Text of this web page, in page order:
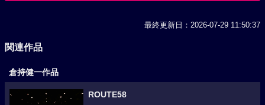
最終更新日：2026-07-29 11:50:37
関連作品
倉持健一作品
ROUTE58